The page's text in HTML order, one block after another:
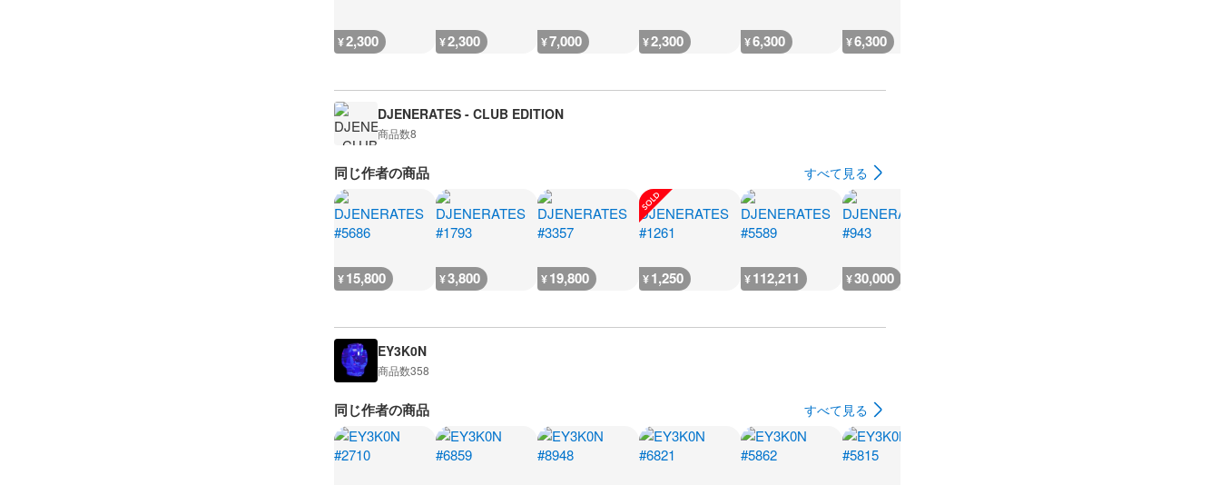
¥2,300 ¥2,300 ¥7,000 ¥2,300 ¥6,300 ¥6,300
DJENERATES - CLUB EDITION
商品数8
同じ作者の商品 すべて見る
¥15,800 ¥3,800 ¥19,800 ¥1,250 ¥112,211 ¥30,000
EY3K0N
商品数358
同じ作者の商品 すべて見る